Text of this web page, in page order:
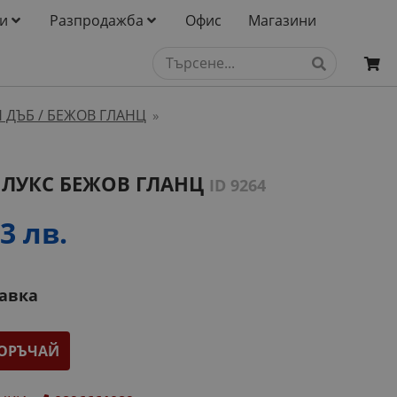
Разпродажба Офис Магазини
ДЪБ / БЕЖОВ ГЛАНЦ »
БЕЖОВ ГЛАНЦ ID 9264
лв.